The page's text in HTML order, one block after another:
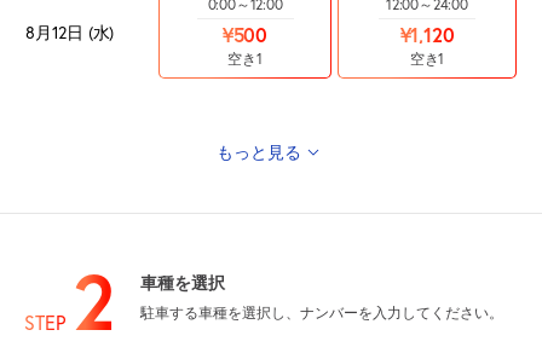
8月12日 (水)
0:00～12:00
¥500
空き1
12:00～24:00
¥1,120
空き1
8月14日 (金)
0:00～12:00
¥500 ¥1,120
もっと見る
STEP 2 車種を選択
駐車する車種を選択し、ナンバーを入力してください。